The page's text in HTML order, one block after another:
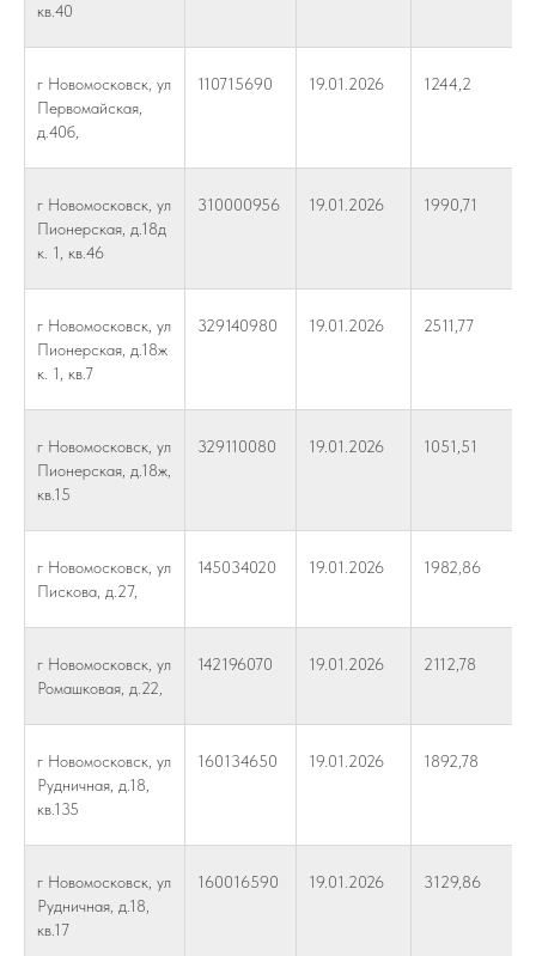
кв.40
г Новомосковск, ул
Первомайская,
д.40б,
110715690 19.01.2026 1244,2
г Новомосковск, ул
Пионерская, д.18д
к. 1, кв.46
310000956 19.01.2026 1990,71
г Новомосковск, ул
Пионерская, д.18ж
к. 1, кв.7
329140980 19.01.2026 2511,77
г Новомосковск, ул
Пионерская, д.18ж,
кв.15
329110080 19.01.2026 1051,51
г Новомосковск, ул
Пискова, д.27,
145034020 19.01.2026 1982,86
г Новомосковск, ул
Ромашковая, д.22,
142196070 19.01.2026 2112,78
г Новомосковск, ул
Рудничная, д.18,
кв.135
160134650 19.01.2026 1892,78
г Новомосковск, ул
Рудничная, д.18,
кв.17
160016590 19.01.2026 3129,86